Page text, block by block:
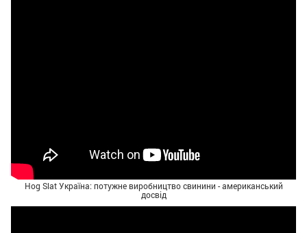
Hog Slat Україна: потужне виробництво свинини - американський
досвід